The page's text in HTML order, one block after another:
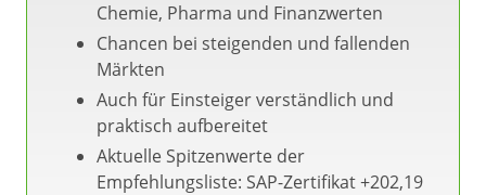
Chemie, Pharma und Finanzwerten
Chancen bei steigenden und fallenden
Märkten
Auch für Einsteiger verständlich und
praktisch aufbereitet
Aktuelle Spitzenwerte der
Empfehlungsliste: SAP-Zertifikat +202,19